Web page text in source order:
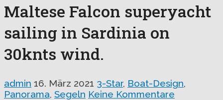
Maltese Falcon superyacht
sailing in Sardinia on
30knts wind.
admin 16. März 2021 3-Star, Boat-Design,
Panorama, Segeln Keine Kommentare